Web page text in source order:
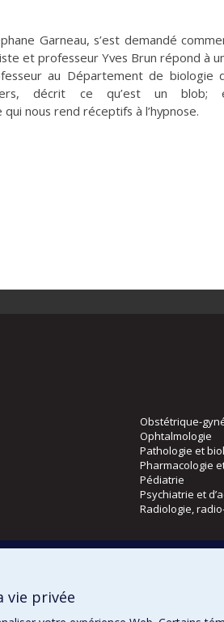
Garneau, s’est demandé
et professeur Yves Brun répond à
au Département de biologie
décrit ce qu’est un blob;
nous rend réceptifs à l’hypnose.
Obstétrique-
Ophtalmologie
Pathologie et
Pharmacologie
Pédiatrie
Psychiatrie et
Radiologie,
vie privée